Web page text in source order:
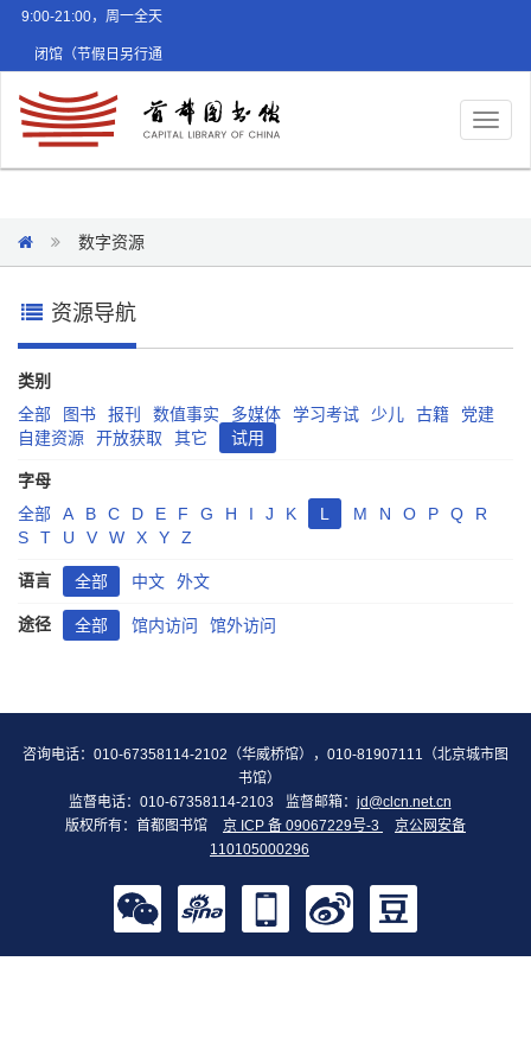
9:00-21:00，周一全天
闭馆（节假日另行通
数字资源
资源导航
类别
全部
图书 报刊 数值事实 多媒体 学习考试 少儿 古籍
党建
自建资源
开放获取 其它 试用
字母
全部
A B C D E F G H I J K L M N O P Q
R
S
T U V W X Y Z
语言 全部 中文 外文
途径 全部 馆内访问 馆外访问
咨询电话：010-67358114-2102（华威桥馆），010-81907111（北京城市图
书馆）
监督电话：010-67358114-2103
监督邮箱： jd@clcn.net.cn
版权所有：首都图书馆
京 ICP 备 09067229号-3
京公网安备
110105000296